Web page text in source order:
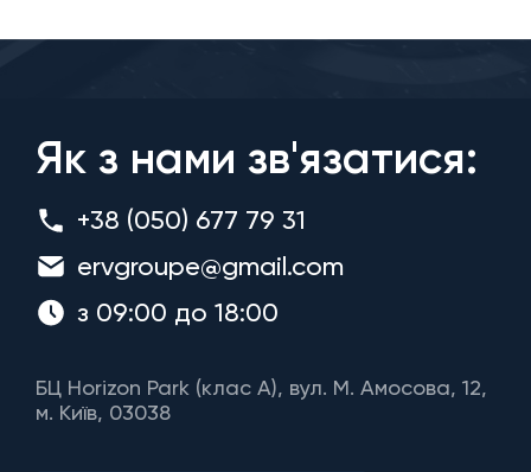
Як з нами зв'язатися:
+38 (050) 677 79 31
ervgroupe@gmail.com
з 09:00 до 18:00
БЦ Horizon Park (клас A), вул. М. Амосова, 12,
м. Київ, 03038